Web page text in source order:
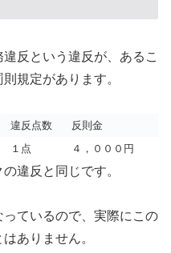
反という違反が、あるこ
規定があります。
違反点数
反則金
１点 ４，０００円
違反と同じです。
ているので、実際にこの
ありません。